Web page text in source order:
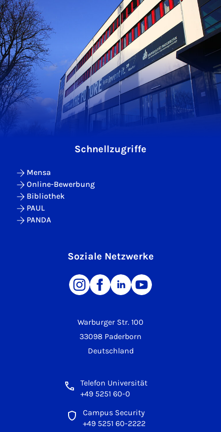
Warburger Str. 100
33098 Paderborn
Deutschland
Telefon Universität
+49 5251 60-0
Campus Security
+49 5251 60-2222
Schnellzugriffe
Mensa
Online-Bewerbung
Bibliothek
PAUL
PANDA
Soziale Netzwerke